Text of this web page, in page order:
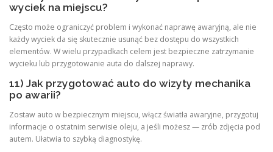
wyciek na miejscu?
Często może ograniczyć problem i wykonać naprawę awaryjną, ale nie
każdy wyciek da się skutecznie usunąć bez dostępu do wszystkich
elementów. W wielu przypadkach celem jest bezpieczne zatrzymanie
wycieku lub przygotowanie auta do dalszej naprawy.
11) Jak przygotować auto do wizyty mechanika
po awarii?
Zostaw auto w bezpiecznym miejscu, włącz światła awaryjne, przygotuj
informacje o ostatnim serwisie oleju, a jeśli możesz — zrób zdjęcia pod
autem. Ułatwia to szybką diagnostykę.